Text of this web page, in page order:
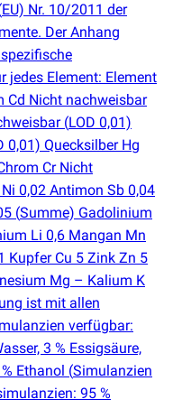
EU) Nr. 10/2011 der
Der Anhang
jedes Element: Element
Cd Nicht nachweisbar
(LOD 0,01)
0,01) Quecksilber Hg
Cr Nicht
0,02 Antimon Sb 0,04
(Summe) Gadolinium
Li 0,6 Mangan Mn
Kupfer Cu 5 Zink Zn 5
Mg – Kalium K
ist mit allen
verfügbar:
3 % Essigsäure,
Ethanol (Simulanzien
95 %